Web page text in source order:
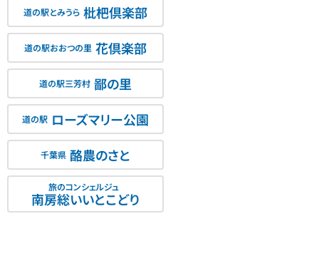
道の駅とみうら 枇杷倶楽部
道の駅おおつの里 花倶楽部
道の駅三芳村 鄙の里
道の駅 ローズマリー公園
千葉県 酪農のさと
旅のコンシェルジュ
南房総いいとこどり